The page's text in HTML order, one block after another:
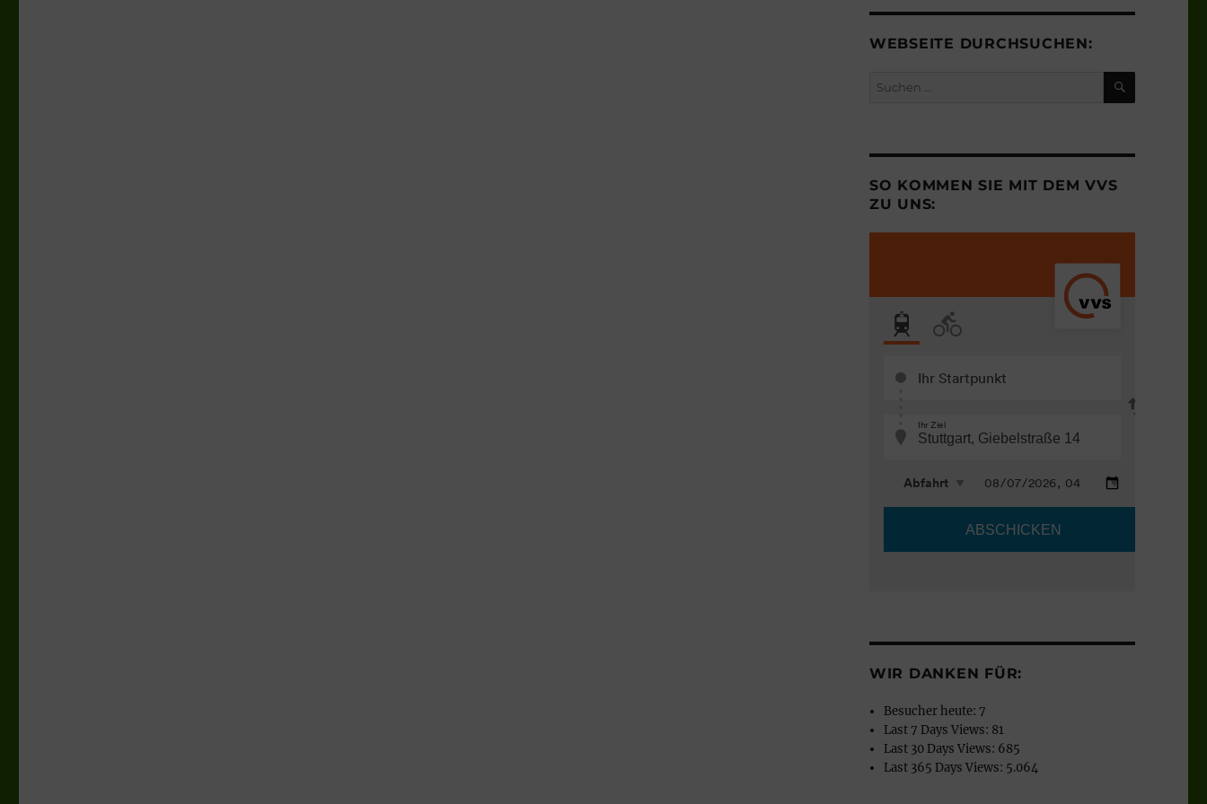
WEBSEITE DURCHSUCHEN:
Suchen
SUCHEN
SO KOMMEN SIE MIT DEM VVS
ZU UNS:
WIR DANKEN FÜR:
Besucher heute: 7
Last 7 Days Views: 81
Last 30 Days Views: 685
Last 365 Days Views: 5.064